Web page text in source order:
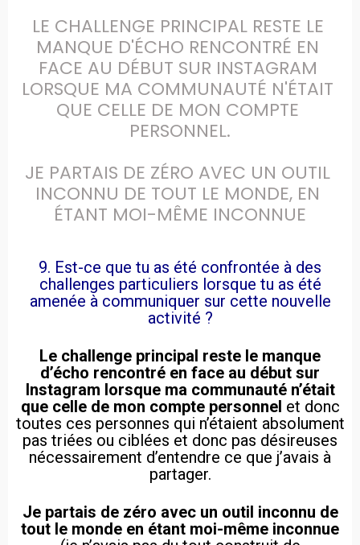
LE CHALLENGE PRINCIPAL RESTE LE
MANQUE D'ÉCHO RENCONTRÉ EN
FACE AU DÉBUT SUR INSTAGRAM
LORSQUE MA COMMUNAUTÉ N'ÉTAIT
QUE CELLE DE MON COMPTE
PERSONNEL.
JE PARTAIS DE ZÉRO AVEC UN OUTIL
INCONNU DE TOUT LE MONDE, EN
ÉTANT MOI-MÊME INCONNUE
9. Est-ce que tu as été confrontée à des
challenges particuliers lorsque tu as été
amenée à communiquer sur cette nouvelle
activité ?
Le challenge principal reste le manque
d’écho rencontré en face au début sur
Instagram lorsque ma communauté n’était
que celle de mon compte personnel et donc
toutes ces personnes qui n’étaient absolument
pas triées ou ciblées et donc pas désireuses
nécessairement d’entendre ce que j’avais à
partager.
Je partais de zéro avec un outil inconnu de
tout le monde en étant moi-même inconnue